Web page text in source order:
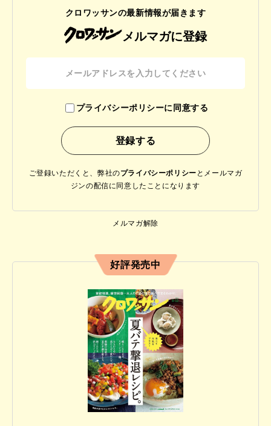
クロワッサンの最新情報が届きます
メルマガに登録
プライバシーポリシーに同意する
ご登録いただくと、弊社のプライバシーポリシー と メールマガ
ジンの配信に同意したことになります
メルマガ解除
好評発売中